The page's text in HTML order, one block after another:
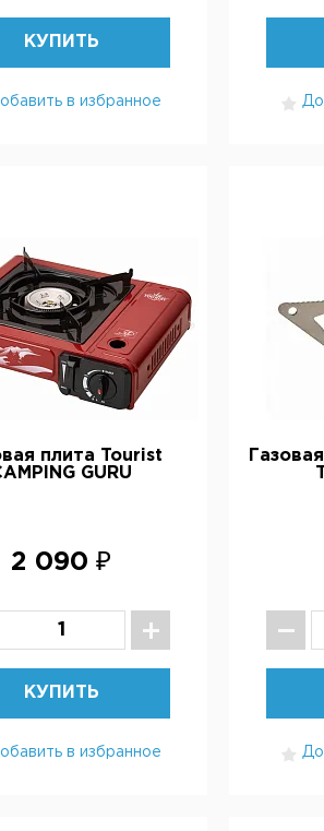
КУПИТЬ
в избранное
плита Tourist
GURU
2 090 ₽
КУПИТЬ
в избранное